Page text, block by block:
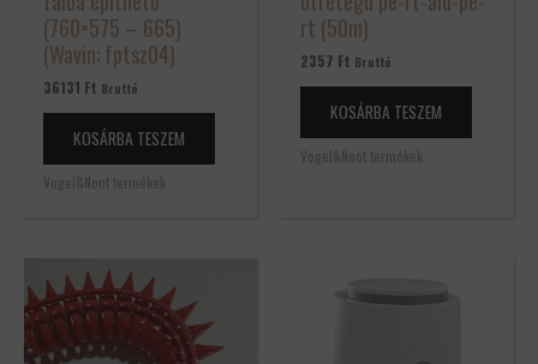
(760×575 – 665)
(Wavin: fptsz04)
36131 Ft Bruttó
KOSÁRBA TESZEM
Vogel&Noot termékek
rt (50m)
2357 Ft Bruttó
KOSÁRBA TESZEM
Vogel&Noot termékek